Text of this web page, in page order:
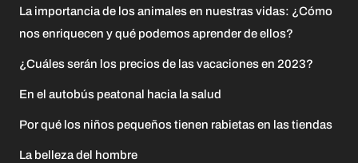
La importancia de los animales en nuestras vidas: ¿Cómo
nos enriquecen y qué podemos aprender de ellos?
¿Cuáles serán los precios de las vacaciones en 2023?
En el autobús peatonal hacia la salud
Por qué los niños pequeños tienen rabietas en las tiendas
La belleza del hombre